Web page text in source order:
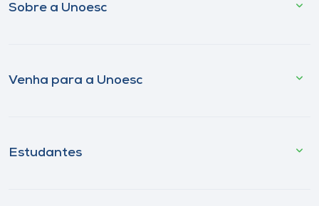
Sobre a Unoesc
Venha para a Unoesc
Estudantes